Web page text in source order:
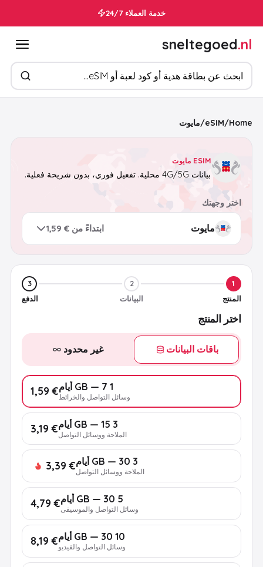
خدمة العملاء 24/7
sneltegoed.nl
ابحث عن المنتجات
Home
/
eSIM
/مايوت
ESIM مايوت
بيانات 4G/5G محلية. تفعيل فوري، بدون شريحة فعلية.
اختر وجهتك
ابتداءً من € 1,59
1
المنتج
2
البيانات
3
الدفع
اختر المنتج
باقات البيانات غير محدود
1 GB — 7 أيام
وسائل التواصل والخرائط € 1,59
3 GB — 15 أيام
الملاحة ووسائل التواصل€ 3,19
3 GB — 30 أيام
الملاحة ووسائل التواصل€ 3,39
5 GB — 30 أيام
وسائل التواصل والموسيقى€ 4,79
10 GB — 30 أيام
وسائل التواصل والفيديو€ 8,19